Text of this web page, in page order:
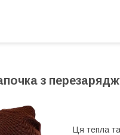
з
Ця тепла